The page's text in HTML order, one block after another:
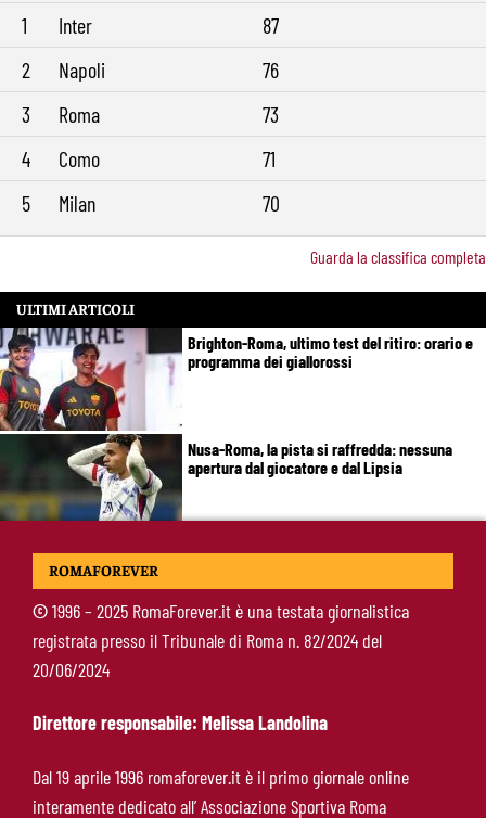
1 Inter
87
2
Napoli
76
3
Roma
73
4
Como
71
5
Milan 70
Guarda la classifica completa
ULTIMI ARTICOLI
Brighton-Roma, ultimo test del ritiro: orario e
programma dei giallorossi
Nusa-Roma, la pista si raffredda: nessuna
apertura dal giocatore e dal Lipsia
Alberto De Rossi nuovo presidente
Daniele
Roma, Luis Enrique non dimentica i
giallorossi: foto con i tifosi e la maglia della
squadra
ROMAFOREVER
©1996 – 2025 RomaForever.it è una testata giornalistica
registrata presso il Tribunale di Roma n. 82/2024 del
20/06/2024
Direttore responsabile: Melissa Landolina
Dal 19 aprile 1996 romaforever.it è il primo giornale online
interamente dedicato all’ Associazione Sportiva Roma